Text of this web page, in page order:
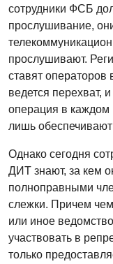
сотрудники ФСБ
прослушивание,
прослушивают.
ставят операторов
ведется перехват,
операция в каждом
лишь
Однако сегодня
ДИТ знают, за кем
полноправными
слежки. Причем
или иное
участвовать в
только